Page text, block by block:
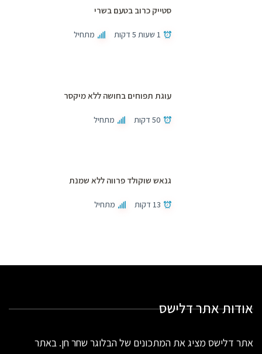
סטייק כרוב בטעם בשרי
1 שעות 5 דקות מתחיל
עוגת תפוחים בחושה ללא מיקסר
50 דקות מתחיל
גנאש שוקולד פרווה ללא שמנת
13 דקות מתחיל
אודות אתר דלישס
אתר דלישס מציג את המתכונים של הבלוגר שחר חן. באתר